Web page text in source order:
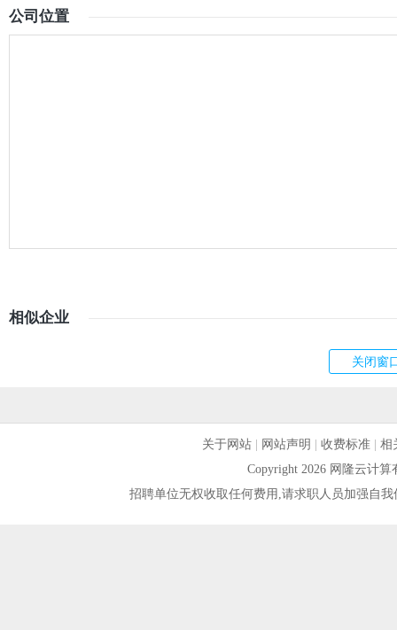
公司位置
相似企业
关于网站| 网站声明 收费标准| 相
Copyright 2026 网隆云计
招聘单位无权收取任何费用,请求职人员加强自